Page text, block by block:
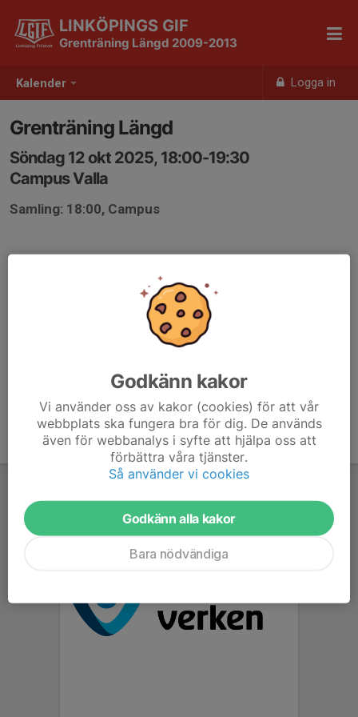
Kalender Logga in
LINKÖPINGS GIF
Grenträning Längd 2009-2013
Grenträning Längd
Söndag 12 okt 2025, 18:00-19:30
Campus Valla
Samling: 18:00, Campus
Godkänn kakor
Vi använder oss av kakor (cookies) för att vår
webbplats ska fungera bra för dig. De används
även för webbanalys i syfte att hjälpa oss att
förbättra våra tjänster.
Så använder vi cookies
Godkänn alla kakor
Bara nödvändiga